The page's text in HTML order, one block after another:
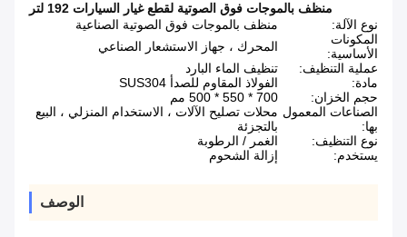
منظف بالموجات فوق الصوتية لقطع غيار السيارات 192 لتر
نوع الآلة:
منظف ​​بالموجات فوق الصوتية الصناعية
المكونات
الأساسية:
المحرك ، جهاز الاستشعار الصناعي
عملية التنظيف:
تنظيف الماء البارد
مادة:
الفولاذ المقاوم للصدأ SUS304
حجم الخزان:
700 * 550 * 500 مم
الصناعات المعمول
بها:
محلات تصليح الآلات ، الاستخدام المنزلي ، البيع
بالتجزئة
نوع التنظيف:
الغمر / الرطوبة
يستخدم:
إزالة الشحوم
الوصف